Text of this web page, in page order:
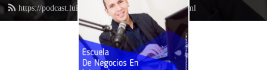
https://podcast.luislorenzoriverasevilla.com/feed.xml